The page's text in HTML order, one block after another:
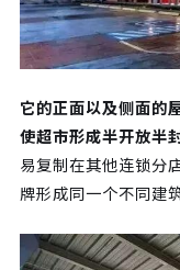
它的正面以及侧面的
使超市形成半开放半
易复制在其他连锁分
牌形成同一个不同建